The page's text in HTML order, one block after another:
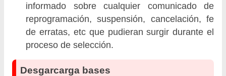
informado sobre cualquier comunicado de
reprogramación, suspensión, cancelación, fe
de erratas, etc que pudieran surgir durante el
proceso de selección.
Desgarcarga bases